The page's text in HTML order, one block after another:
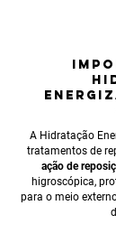
A Hidratação
tratamentos de
ação de
higroscópica,
para o meio